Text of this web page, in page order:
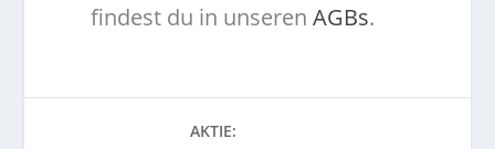
findest du in unserenAGBs.
AKTIE: